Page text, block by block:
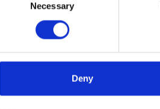
Necessary
Deny